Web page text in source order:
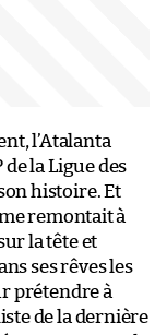
l’Atalanta
la Ligue des
histoire. Et
remontait à
la tête et
ses rêves les
prétendre à
de la dernière